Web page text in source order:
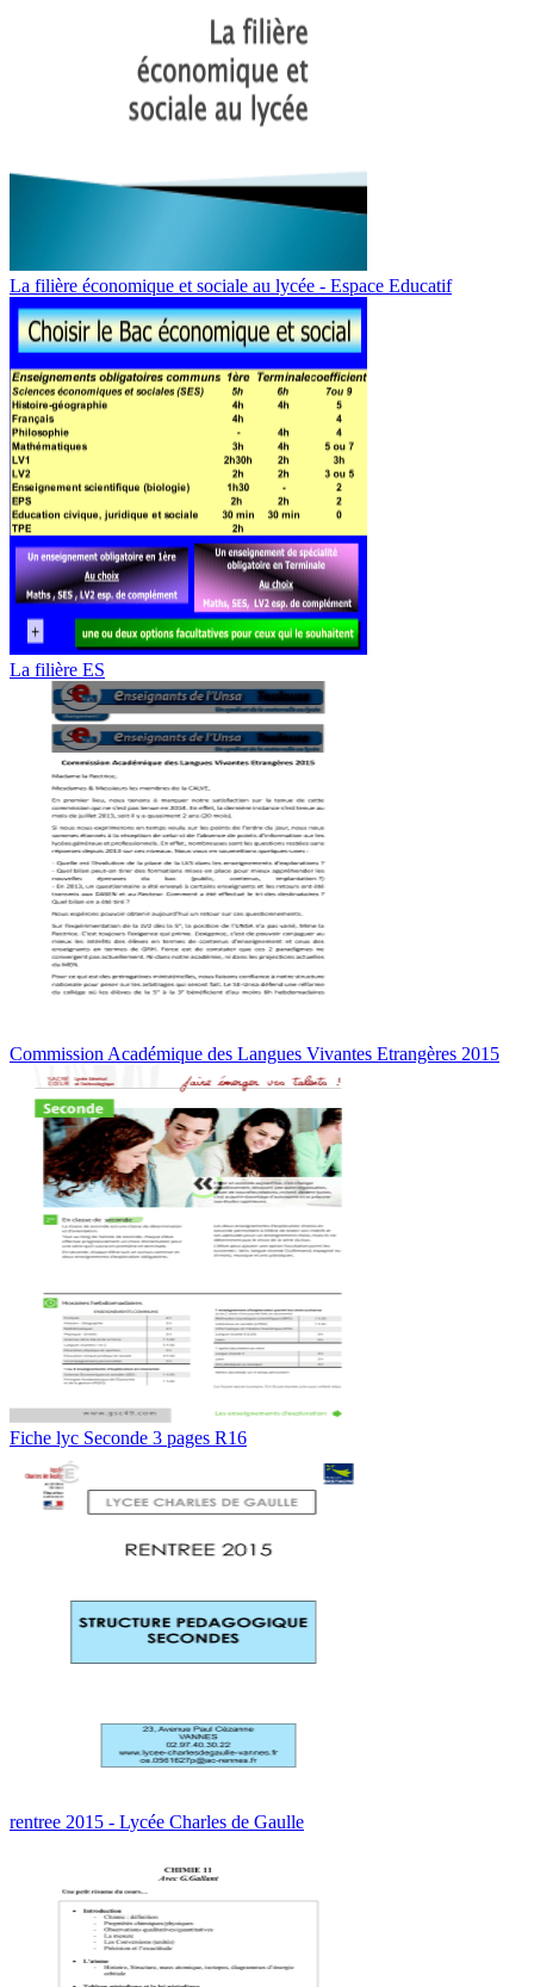
La filière économique et sociale au lycée - Espace Educatif
La filière ES
Commission Académique des Langues Vivantes Etrangères 2015
Fiche lyc Seconde 3 pages R16
rentree 2015 - Lycée Charles de Gaulle